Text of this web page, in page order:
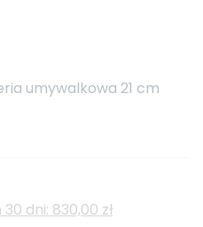
umywalkowa 21 cm
dni: 830,00 zł